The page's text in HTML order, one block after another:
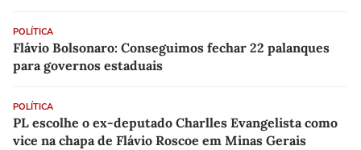
POLÍTICA
Flávio Bolsonaro: Conseguimos fechar 22 palanques
para governos estaduais
POLÍTICA
PL escolhe o ex-deputado Charlles Evangelista como
vice na chapa de Flávio Roscoe em Minas Gerais